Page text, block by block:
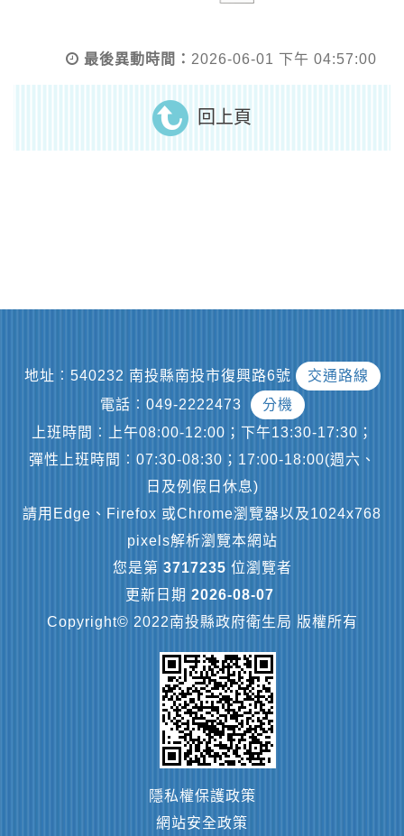
最後異動時間： 2026-06-01 下午 04:57:00
回上頁
地址︰540232 南投縣南投市復興路6號
交通路線
電話︰049-2222473
分機
上班時間︰上午08:00-12:00；下午13:30-17:30；
彈性上班時間︰07:30-08:30；17:00-18:00(週六、
日及例假日休息)
請用Edge、Firefox 或Chrome瀏覽器以及1024x768
pixels解析瀏覽本網站
您是第 3717235 位瀏覽者
更新日期 2026-08-07
Copyright© 2022南投縣政府衛生局 版權所有
隱私權保護政策
網站安全政策